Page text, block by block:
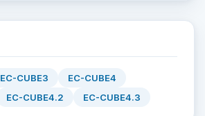
EC-CUBE3
EC-CUBE4
EC-CUBE4.2 EC-CUBE4.3